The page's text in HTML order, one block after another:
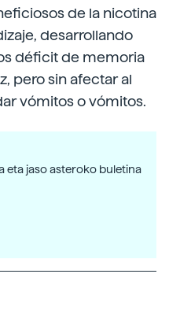
de la nicotina
desarrollando
déficit de memoria
pero sin afectar al
vómitos o vómitos.
eta jaso asteroko buletina